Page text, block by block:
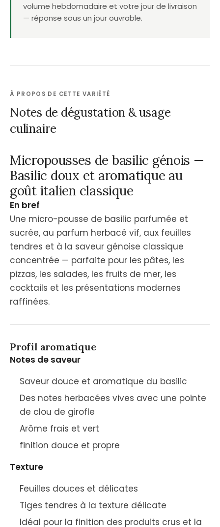
volume hebdomadaire et votre jour de livraison
— réponse sous un jour ouvrable.
À PROPOS DE CETTE VARIÉTÉ
Notes de dégustation & usage
culinaire
Micropousses de basilic génois —
Basilic doux et aromatique au
goût italien classique
En bref
Une micro-pousse de basilic parfumée et
sucrée, au parfum herbacé vif, aux feuilles
tendres et à la saveur génoise classique
concentrée — parfaite pour les pâtes, les
pizzas, les salades, les fruits de mer, les
cocktails et les présentations modernes
raffinées.
Profil aromatique
Notes de saveur
Saveur douce et aromatique du basilic
Des notes herbacées vives avec une pointe
de clou de girofle
Arôme frais et vert
finition douce et propre
Texture
Feuilles douces et délicates
Tiges tendres à la texture délicate
Idéal pour la finition des produits crus et la